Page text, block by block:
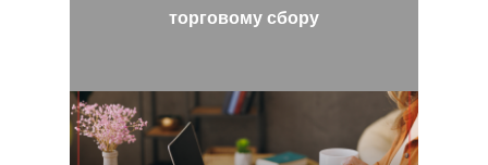
торговому сбору